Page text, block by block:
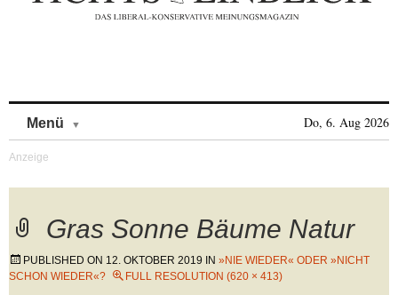
Menü Do, 6. Aug 2026
Gras Sonne Bäume Natur
PUBLISHED ON 12. OKTOBER 2019 IN »NIE WIEDER« ODER »NICHT
SCHON WIEDER«?
FULL RESOLUTION (620 × 413)